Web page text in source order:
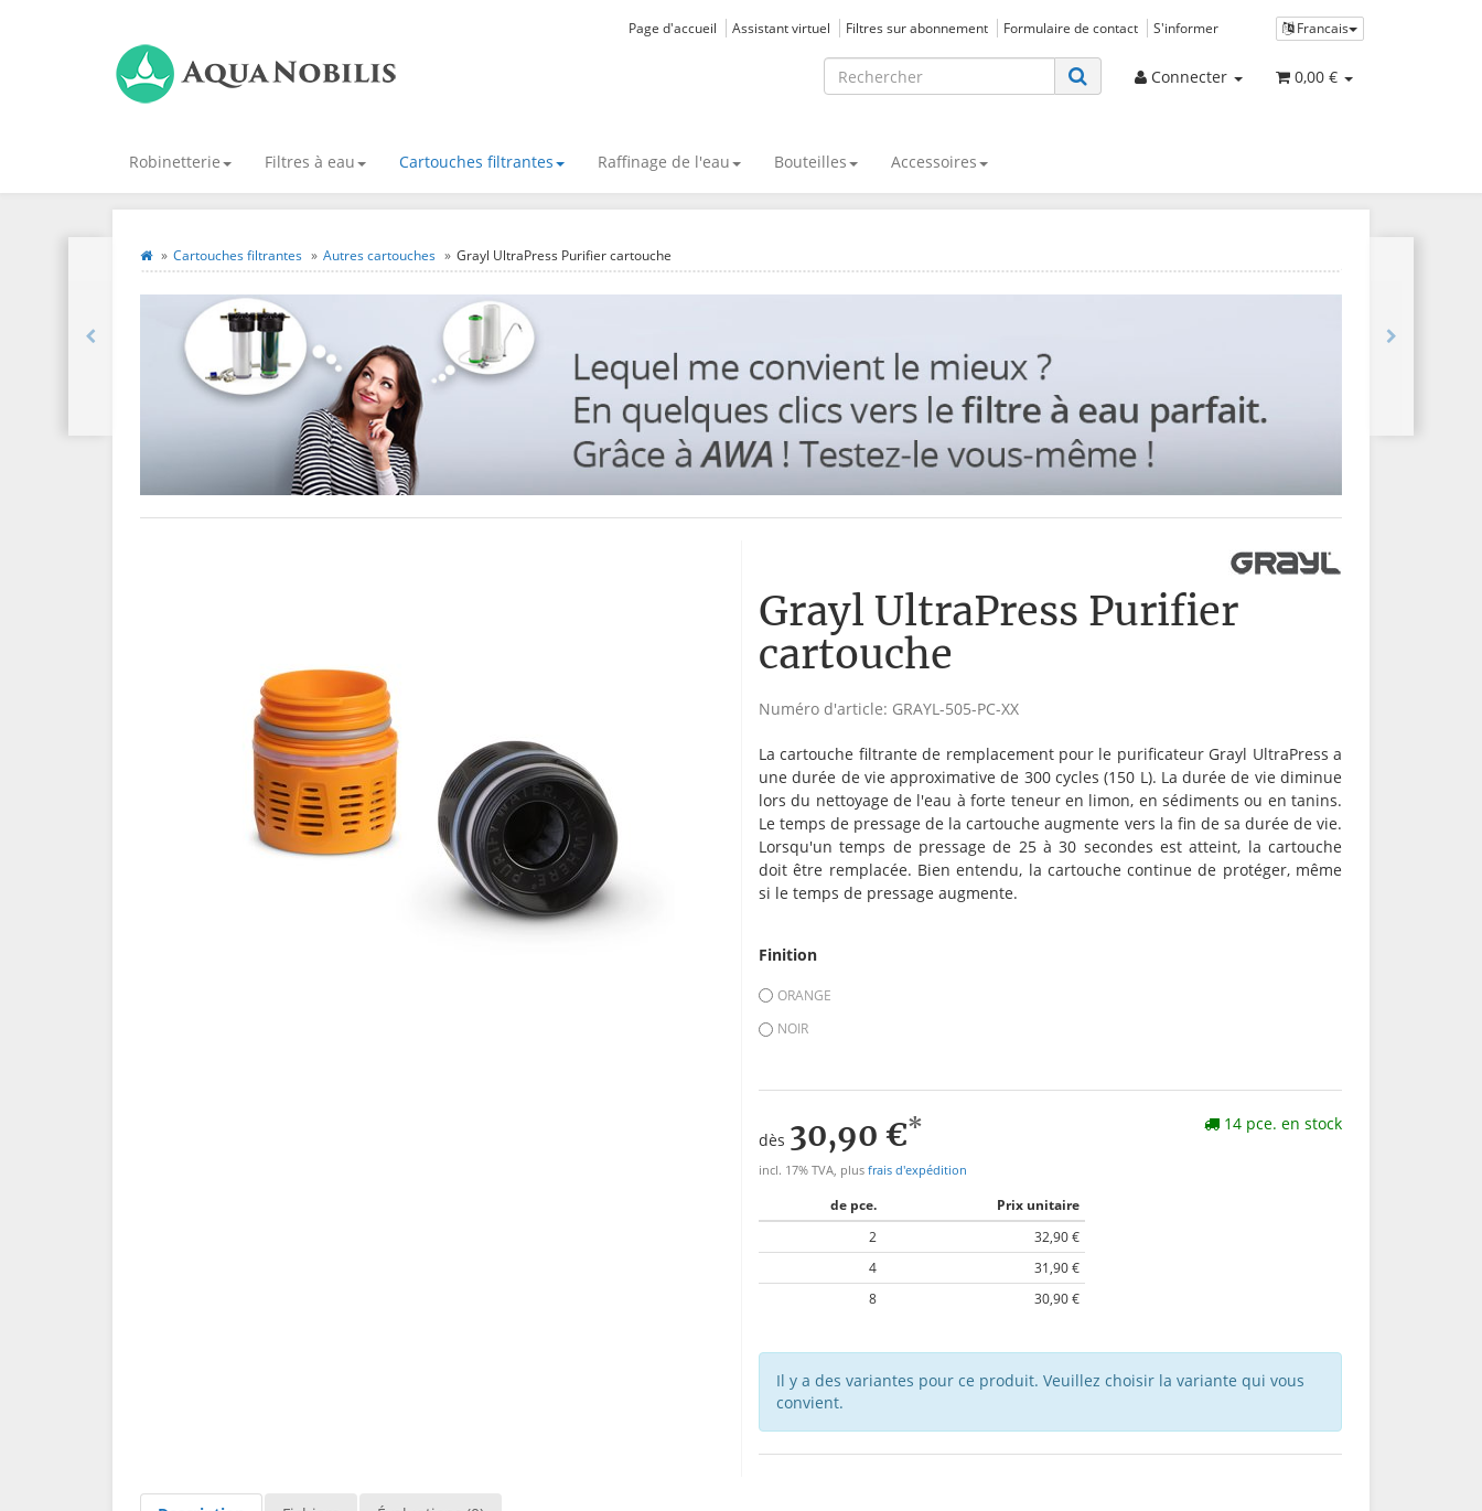
Francais
Page d'accueil Assistant virtuel Filtres sur abonnement Formulaire de contact S'informer
Connecter 0,00 €
Robinetterie Filtres à eau Cartouches filtrantes Raffinage de l'eau Bouteilles Accessoires
Cartouches filtrantes Autres cartouches Grayl UltraPress Purifier cartouche
Grayl UltraPress Purifier
cartouche
Numéro d'article: GRAYL-505-PC-XX
La cartouche filtrante de remplacement pour le purificateur Grayl UltraPress a
une durée de vie approximative de 300 cycles (150 L). La durée de vie diminue
lors du nettoyage de l'eau à forte teneur en limon, en sédiments ou en tanins.
Le temps de pressage de la cartouche augmente vers la fin de sa durée de vie.
Lorsqu'un temps de pressage de 25 à 30 secondes est atteint, la cartouche
doit être remplacée. Bien entendu, la cartouche continue de protéger, même
si le temps de pressage augmente.
Finition
ORANGE
NOIR
dès 30,90 €*
incl. 17% TVA, plus frais d'expédition
de pce.
Prix unitaire
2
32,90 €
4
31,90 €
8
30,90 €
14 pce. en stock
Il y a des variantes pour ce produit. Veuillez choisir la variante qui vous
convient.